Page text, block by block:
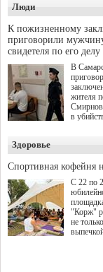
на
мирной
Люди
К пожизненному
приговорили
свидетеля по его делу
В
жителя
в
Здоровье
Спортивная кофейня
С 22 по
"Корж"
не